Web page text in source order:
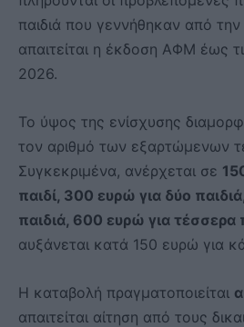
παιδιά που γεννήθηκαν από
απαιτείται η έκδοση ΑΦΜ έως
2026.
Το ύψος της ενίσχυσης
τον αριθμό των εξαρτώμενων
Συγκεκριμένα, ανέρχεται σε
παιδί, 300 ευρώ για δύο
παιδιά, 600 ευρώ για τέσσερα
αυξάνεται κατά 150 ευρώ για
Η καταβολή πραγματοποιείται
απαιτείται αίτηση από τους